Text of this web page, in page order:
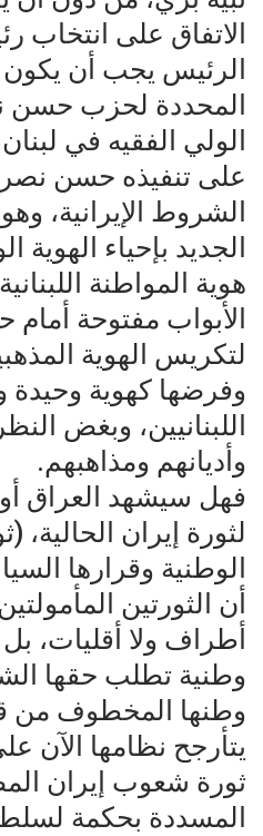
الاتفاق على انتخاب
الرئيس يجب أن
المحددة لحزب حسن
الولي الفقيه في
على تنفيذه حسن
الشروط الإيرانية،
الجديد بإحياء الهوية
هوية المواطنة
الأبواب مفتوحة
لتكريس الهوية
وفرضها كهوية
اللبنانيين، وبغض
وأديانهم ومذاهبهم.
فهل سيشهد العراق أو
لثورة إيران الحالية،
الوطنية وقرارها
أن الثورتين
أطراف ولا أقليات،
وطنية تطلب حقها
وطنها المخطوف من
يتأرجح نظامها الآن
ثورة شعوب إيران
المسددة بحكمة